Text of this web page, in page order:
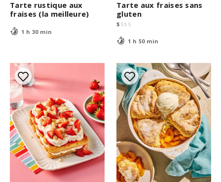
Tarte rustique aux
fraises (la meilleure)
1 h 30 min
Tarte aux fraises sans
gluten
$ $$ $
1 h 50 min